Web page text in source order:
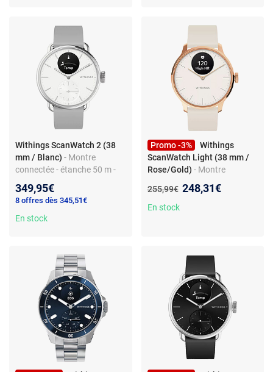
Withings ScanWatch 2 (38
mm / Blanc) - Montre
connectée - étanche 50 m -
santé - Bluetooth Low
Energy - autonomie 30 jours
349,95€
8 offres dès 345,51€
En stock
Promo -3%
Withings
ScanWatch Light (38 mm /
Rose/Gold) - Montre
GPS - capteur PGG - suivi
d'activité - Bluetooth Low
Ancien prix :
255,99€ Nouveau prix :
248,31€
En stock